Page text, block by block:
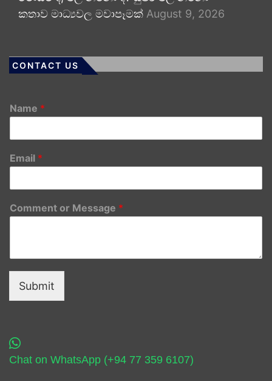
කතාව මාධ්‍යවල මවාපෑමක් August 9, 2026
CONTACT US
Name *
Email *
Comment or Message *
Submit
Chat on WhatsApp (+94 77 359 6107)